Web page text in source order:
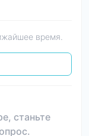
время.
станьте